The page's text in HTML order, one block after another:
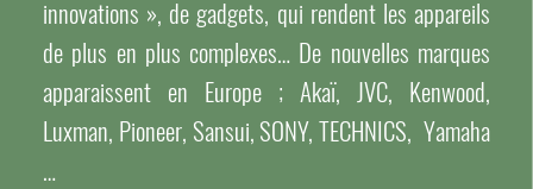
innovations », de gadgets, qui rendent les appareils
de plus en plus complexes… De nouvelles marques
apparaissent en Europe ; Akaï, JVC, Kenwood,
Luxman, Pioneer, Sansui, SONY, TECHNICS, Yamaha
…